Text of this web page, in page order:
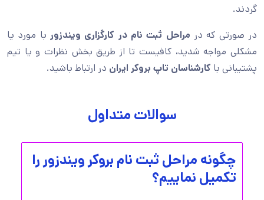
گردند.
در صورتی که در مراحل ثبت نام در کارگزاری ویندزور با مورد یا
مشکلی مواجه شدید، کافیست تا از طریق بخش نظرات و یا تیم
پشتیبانی با کارشناسان تاپ بروکر ایران در ارتباط باشید.
سوالات متداول
چگونه مراحل ثبت نام بروکر ویندزور را
تکمیل نماییم؟